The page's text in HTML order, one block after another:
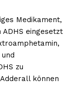
Medikament,
eingesetzt
zu
können